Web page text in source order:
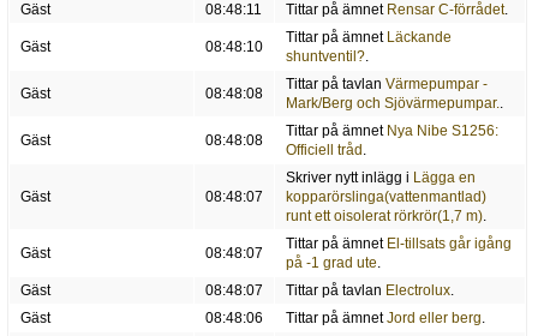
Gäst
08:48:11 Tittar på ämnet Rensar C-förrådet.
Gäst 08:48:10
Tittar på ämnet Läckande
shuntventil?.
Gäst 08:48:08
Tittar på tavlan Värmepumpar -
Mark/Berg och Sjövärmepumpar..
Gäst 08:48:08
Tittar på ämnet Nya Nibe S1256:
Officiell tråd .
Gäst 08:48:07
Skriver nytt inlägg i Lägga en
kopparörslinga(vattenmantlad)
runt ett oisolerat rörkrör(1,7 m).
Gäst 08:48:07
Tittar på ämnet El-tillsats går igång
på -1 grad ute.
Gäst
08:48:07 Tittar på tavlan Electrolux.
Gäst
08:48:06 Tittar på ämnetJord eller berg.